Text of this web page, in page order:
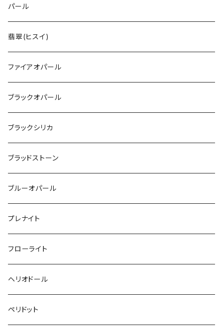
パール
翡翠(ヒスイ)
ファイアオパール
ブラックオパール
ブラックシリカ
ブラッドストーン
ブルーオパール
プレナイト
フローライト
ヘリオドール
ペリドット